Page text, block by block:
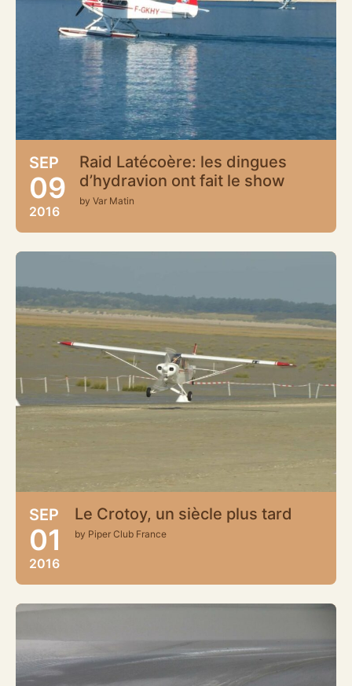
SEP
09
2016
Raid Latécoère: les dingues
d’hydravion ont fait le show
by Var Matin
SEP
01
2016
Le Crotoy, un siècle plus tard
by Piper Club France